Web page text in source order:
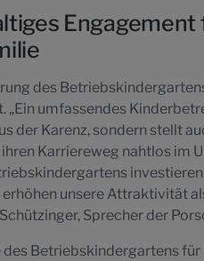
des
„Ein umfassendes
der Karenz, sondern stellt
Karriereweg nahtlos im
erhöhen unsere Attraktivität
Sprecher der
des Betriebskindergartens